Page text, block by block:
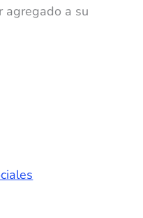
agregado a su